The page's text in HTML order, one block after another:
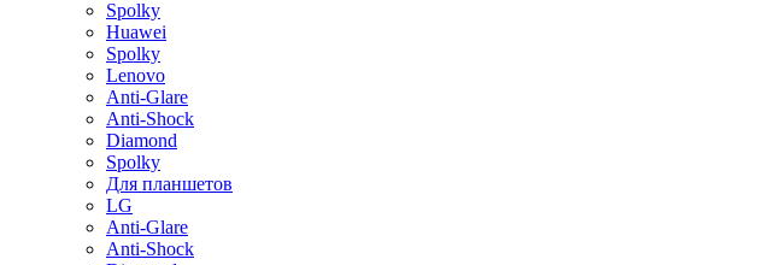
Spolky
Huawei
Spolky
Lenovo
Anti-Glare
Anti-Shock
Diamond
Spolky
Для планшетов
LG
Anti-Glare
Anti-Shock